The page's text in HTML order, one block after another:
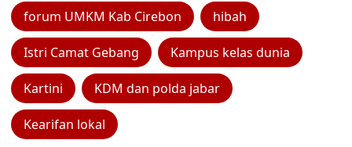
forum UMKM Kab Cirebon hibah
Istri Camat Gebang Kampus kelas dunia
Kartini KDM dan polda jabar
Kearifan lokal